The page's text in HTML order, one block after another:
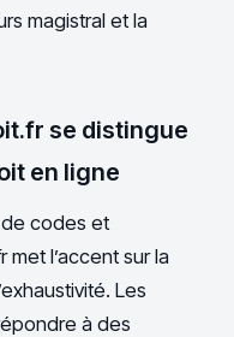
magistral et la
se distingue
en ligne
codes et
l’accent sur la
Les
à des